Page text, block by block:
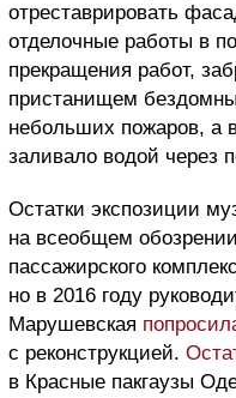
отреставрировать
отделочные работы в
прекращения работ,
пристанищем
небольших пожаров, а
заливало водой через
Остатки экспозиции
на всеобщем
пассажирского
но в 2016 году
Марушевская
с реконструкцией.
в Красные пакгаузы